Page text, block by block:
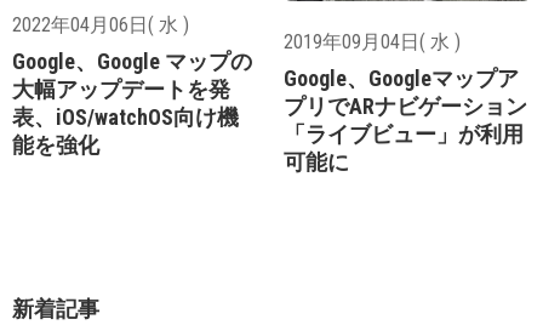
2022年04月06日( 水 )
Google、Google マップの
大幅アップデートを発
表、iOS/watchOS向け機
能を強化
2019年09月04日( 水 )
Google、Googleマップア
プリでARナビゲーション
「ライブビュー」が利用
可能に
新着記事